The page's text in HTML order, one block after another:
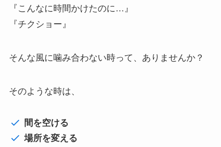
『こんなに時間かけたのに…』
『チクショー』
そんな風に噛み合わない時って、ありませんか？
そのような時は、
間を空ける
場所を変える